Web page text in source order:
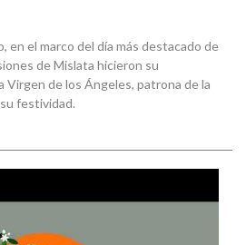
en el marco del día más destacado de
de Mislata hicieron su
Virgen de los Ángeles, patrona de la
festividad.